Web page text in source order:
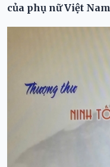
của phụ nữ Việt Nam